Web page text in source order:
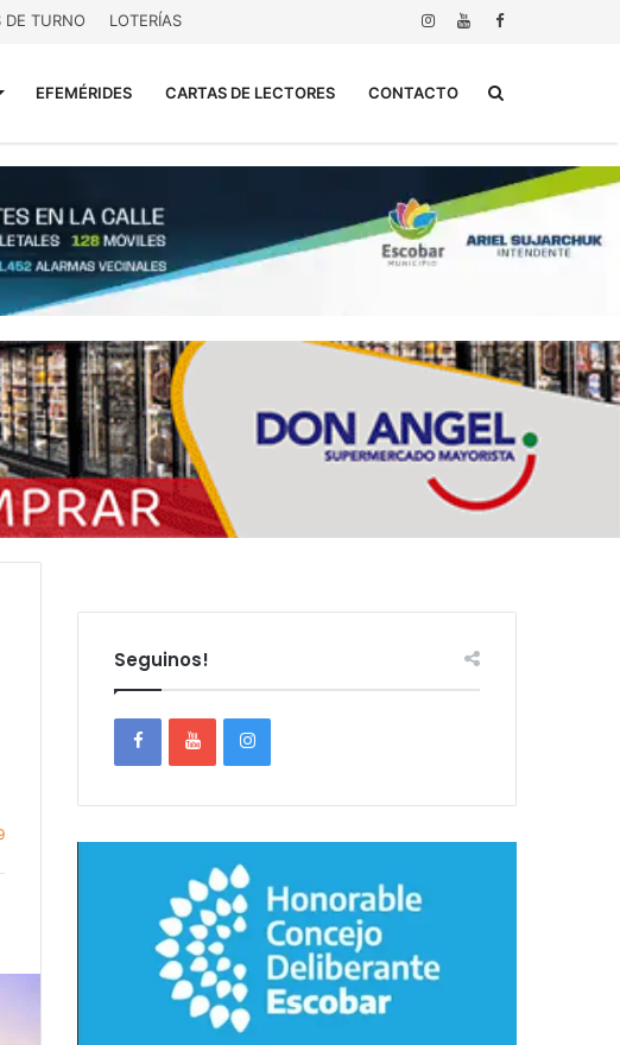
DE TURNO LOTERÍAS
EFEMÉRIDES CARTAS DE LECTORES CONTACTO
Seguinos!